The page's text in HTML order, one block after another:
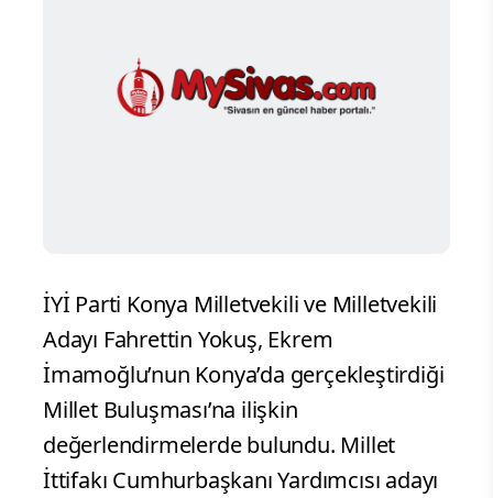
İYİ Parti Konya Milletvekili ve Milletvekili
Adayı Fahrettin Yokuş, Ekrem
İmamoğlu’nun Konya’da gerçekleştirdiği
Millet Buluşması’na ilişkin
değerlendirmelerde bulundu. Millet
İttifakı Cumhurbaşkanı Yardımcısı adayı